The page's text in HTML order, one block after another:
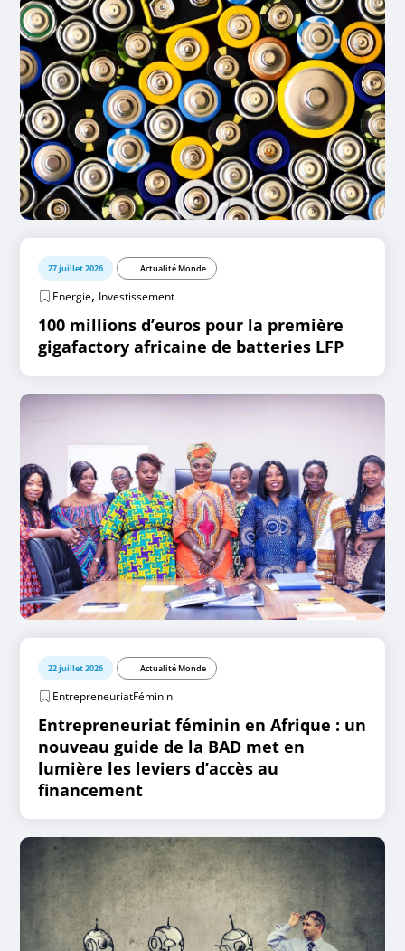
27 juillet 2026 Actualité Monde
Energie, Investissement
100 millions d’euros pour la première
gigafactory africaine de batteries LFP
22 juillet 2026 Actualité Monde
EntrepreneuriatFéminin
Entrepreneuriat féminin en Afrique : un
nouveau guide de la BAD met en
lumière les leviers d’accès au
financement